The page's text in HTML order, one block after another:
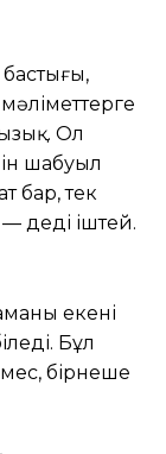
Ол
шабуыл
бар, тек
деді іштей.
екені
Бұл
бірнеше